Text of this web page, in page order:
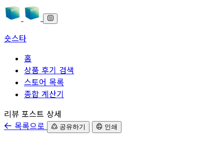
숏스타
홈
상품 후기 검색
스토어 목록
종합 계산기
본문으로 바로가기
리뷰 포스트 상세
목록으로
공유하기 인쇄